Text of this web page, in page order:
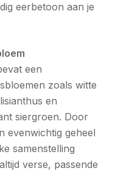
eerbetoon aan je
een
zoals witte
en
siergroen. Door
evenwichtig geheel
samenstelling
verse, passende